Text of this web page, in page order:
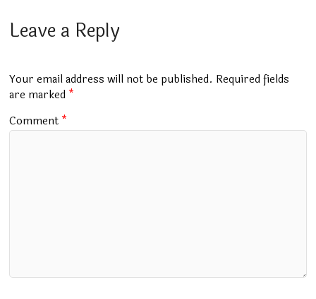
b
o
k
s
p
p
bl er
m
Leave a Reply
Your email address will not be published. Required fields
are marked *
Comment *